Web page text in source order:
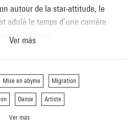
autour de la star-attitude, le
adulé le temps d’une carrière
:François Marry
Monnier
et Fanny Herserant / Illusion &
MM
de la Danse, TAP - Scène
Ver más
Mise en abyme Migration
Danse Artiste
Ver más